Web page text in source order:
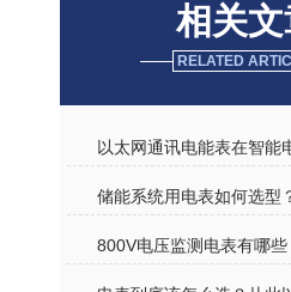
相关
RELATED
以太网通讯电能表在智能
储能系统用电表如何选型
800V电压监测电表有哪些